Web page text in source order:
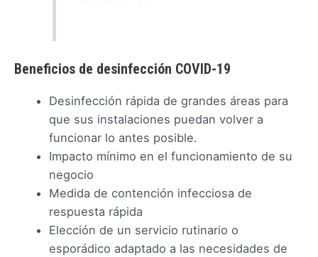
Beneficios de desinfección COVID-19
Desinfección rápida de grandes áreas para
que sus instalaciones puedan volver a
funcionar lo antes posible.
Impacto mínimo en el funcionamiento de su
negocio
Medida de contención infecciosa de
respuesta rápida
Elección de un servicio rutinario o
esporádico adaptado a las necesidades de